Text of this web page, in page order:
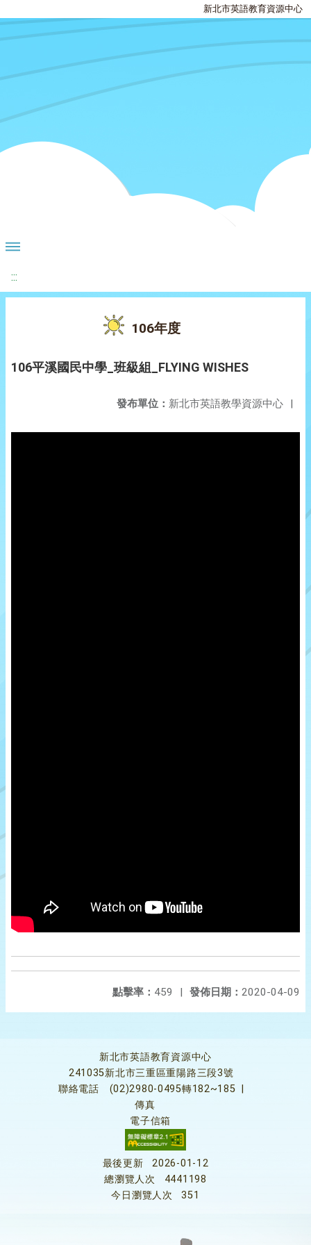
新北市英語教育資源中心
:::
106年度
106平溪國民中學_班級組_FLYING WISHES
發布單位： 新北市英語教學資源中心 |
發佈日期： 2020-04-09
點擊率： 459 |
新北市英語教育資源中心
241035新北市三重區重陽路三段3號
聯絡電話
(02)2980-0495轉182~185
傳真
電子信箱
最後更新
2026-01-12
總瀏覽人次
4441198
今日瀏覽人次
351